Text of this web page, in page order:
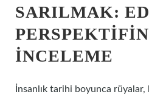
SARILMAK:
İNCELEME
İnsanlık tarihi boyunca